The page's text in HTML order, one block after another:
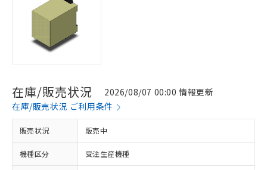
在庫/販売状況
2026/08/07 00:00 情報更新
在庫/販売状況 ご利用条件
販売状況 販売中
機種区分 受注生産機種